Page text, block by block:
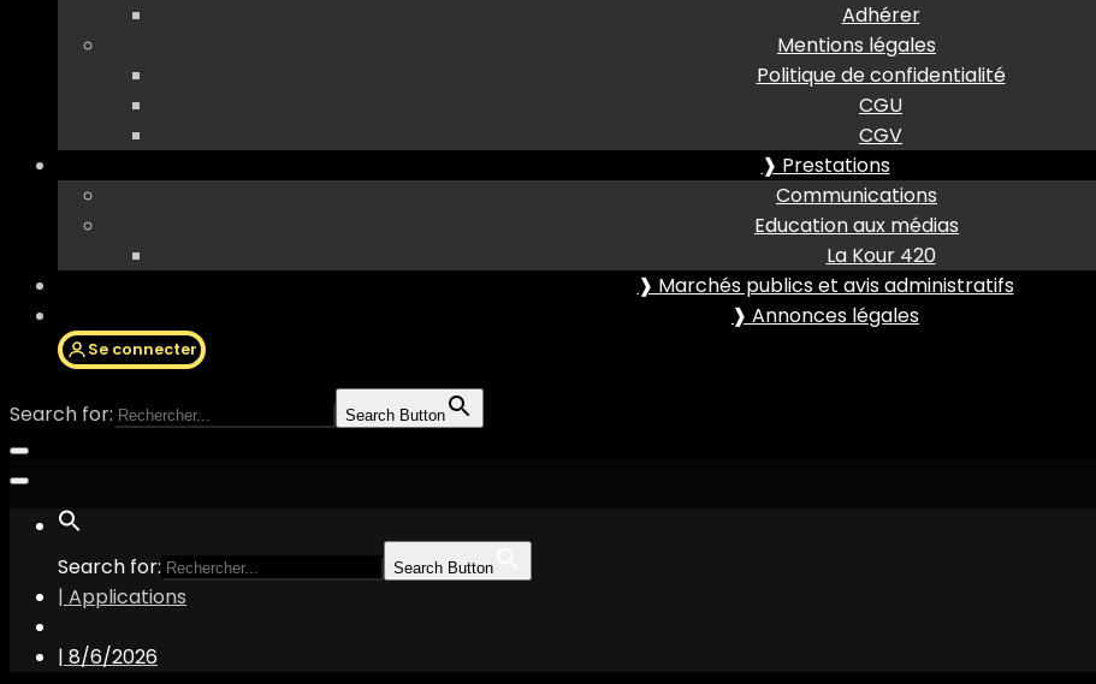
Adhérer
Mentions légales
Politique de confidentialité
CGU
CGV
❱ Prestations
Communications
Education aux médias
La Kour 420
❱ Marchés publics et avis administratifs
❱ Annonces légales
Se connecter
Search for: Search Button
Search for: Search Button
| Applications
| 8/6/2026